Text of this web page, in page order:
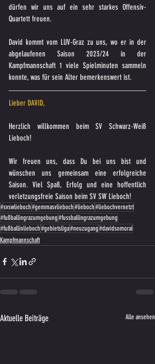
dürfen wir uns auf ein sehr starkes Offensiv-
Quartett freuen.
David kommt vom LUV-Graz zu uns, wo er in der
abgelaufenen Saison 2023/24 in der
Kampfmannschaft 1 viele Spielminuten sammeln
konnte, was für sein Alter bemerkenswert ist.
Lieber DAVID,
Herzlich willkommen beim SV Schwarz-Weiß
Lieboch!
Wir freuen uns, dass Du bei uns bist und
wünschen uns gemeinsam eine erfolgreiche
Saison. Viel Spaß, Erfolg und eine hoffentlich
verletzungsfreie Saison beim SV SW Lieboch!
#svswlieboch#gemmasvlieboch#lieboch#liebochvernetzt
#fußballingrazumgebung#fussballingrazumgebung
#fußballinlieboch#gebietsliga#neuzugang#davidsomorai
Kampfmannschaft
Aktuelle Beiträge Alle ansehen